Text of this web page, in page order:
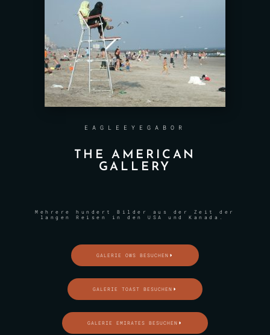
EAGLEEYEGABOR
THE AMERICAN
GALLERY
Mehrere hundert Bilder aus der Zeit der
langen Reisen in den USA und Kanada.
GALERIE OWS BESUCHEN
GALERIE TOAST BESUCHEN
GALERIE EMIRATES BESUCHEN